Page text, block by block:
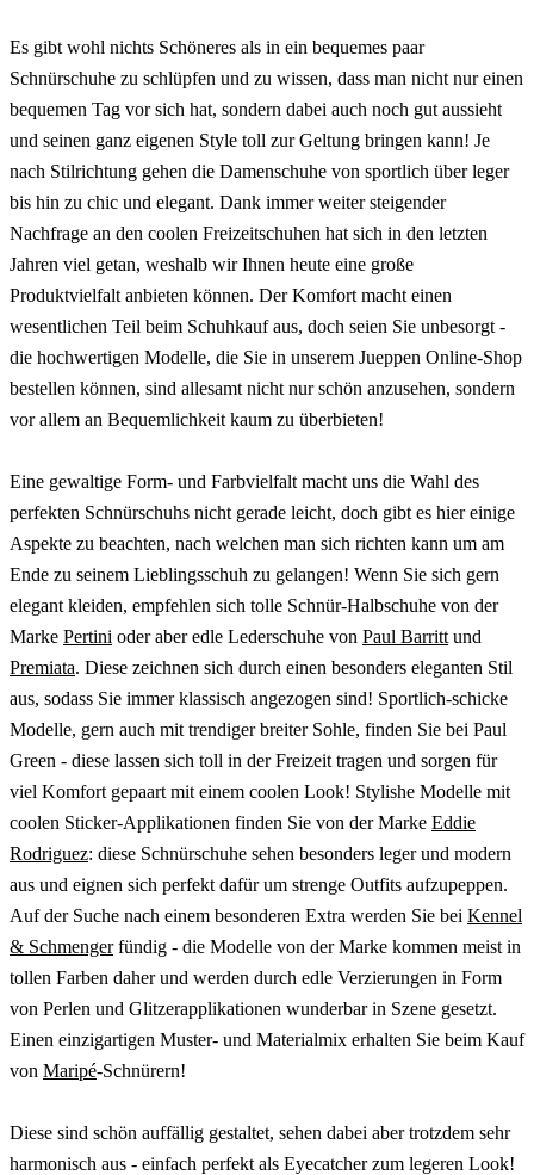
Es gibt wohl nichts Schöneres als in ein bequemes paar
Schnürschuhe zu schlüpfen und zu wissen, dass man nicht nur einen
bequemen Tag vor sich hat, sondern dabei auch noch gut aussieht
und seinen ganz eigenen Style toll zur Geltung bringen kann! Je
nach Stilrichtung gehen die Damenschuhe von sportlich über leger
bis hin zu chic und elegant. Dank immer weiter steigender
Nachfrage an den coolen Freizeitschuhen hat sich in den letzten
Jahren viel getan, weshalb wir Ihnen heute eine große
Produktvielfalt anbieten können. Der Komfort macht einen
wesentlichen Teil beim Schuhkauf aus, doch seien Sie unbesorgt -
die hochwertigen Modelle, die Sie in unserem Jueppen Online-Shop
bestellen können, sind allesamt nicht nur schön anzusehen, sondern
vor allem an Bequemlichkeit kaum zu überbieten!
Eine gewaltige Form- und Farbvielfalt macht uns die Wahl des
perfekten Schnürschuhs nicht gerade leicht, doch gibt es hier einige
Aspekte zu beachten, nach welchen man sich richten kann um am
Ende zu seinem Lieblingsschuh zu gelangen! Wenn Sie sich gern
elegant kleiden, empfehlen sich tolle Schnür-Halbschuhe von der
Marke Pertini oder aber edle Lederschuhe von Paul Barritt und
Premiata. Diese zeichnen sich durch einen besonders eleganten Stil
aus, sodass Sie immer klassisch angezogen sind! Sportlich-schicke
Modelle, gern auch mit trendiger breiter Sohle, finden Sie bei Paul
Green - diese lassen sich toll in der Freizeit tragen und sorgen für
viel Komfort gepaart mit einem coolen Look! Stylishe Modelle mit
coolen Sticker-Applikationen finden Sie von der Marke Eddie
Rodriguez: diese Schnürschuhe sehen besonders leger und modern
aus und eignen sich perfekt dafür um strenge Outfits aufzupeppen.
Auf der Suche nach einem besonderen Extra werden Sie bei Kennel
& Schmengerfündig - die Modelle von der Marke kommen meist in
tollen Farben daher und werden durch edle Verzierungen in Form
von Perlen und Glitzerapplikationen wunderbar in Szene gesetzt.
Einen einzigartigen Muster- und Materialmix erhalten Sie beim Kauf
von Maripé-Schnürern!
Diese sind schön auffällig gestaltet, sehen dabei aber trotzdem sehr
harmonisch aus - einfach perfekt als Eyecatcher zum legeren Look!